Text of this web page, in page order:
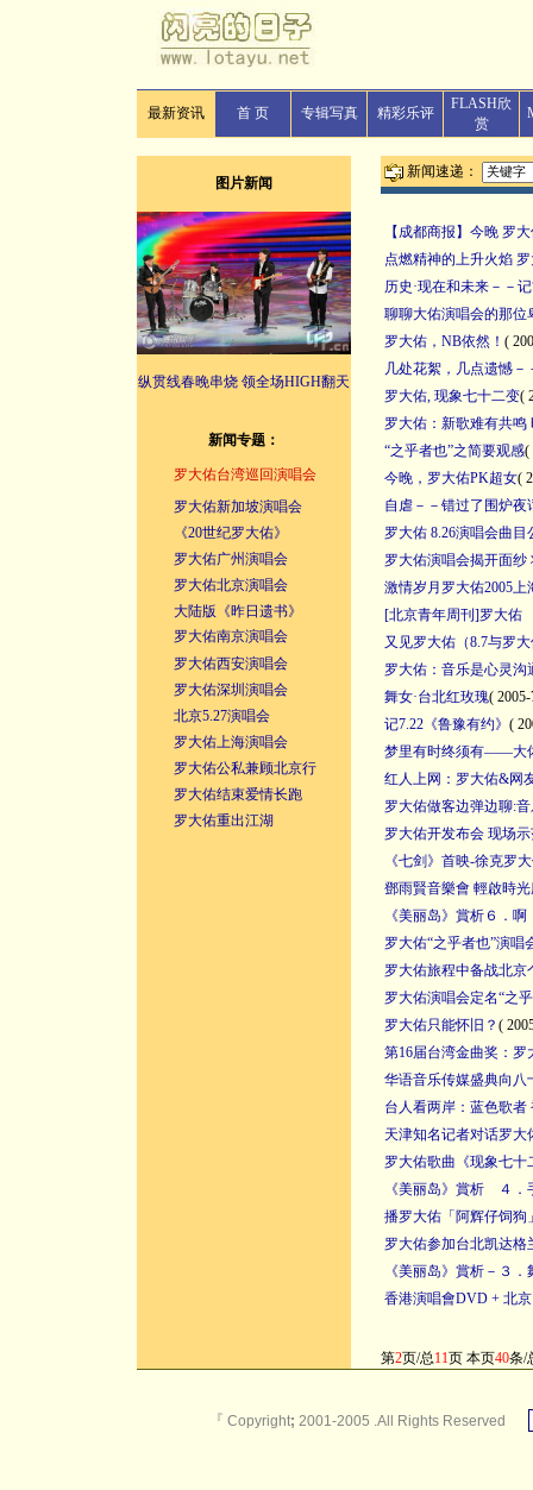
最新资讯 首 页 专辑写真 精彩乐评
FLASH欣
赏
图片新闻
纵贯线春晚串烧 领全场HIGH翻天
新闻专题：
罗大佑台湾巡回演唱会
罗大佑新加坡演唱会
《20世纪罗大佑》
罗大佑广州演唱会
罗大佑北京演唱会
大陆版《昨日遗书》
罗大佑南京演唱会
罗大佑西安演唱会
罗大佑深圳演唱会
北京5.27演唱会
罗大佑上海演唱会
罗大佑公私兼顾北京行
罗大佑结束爱情长跑
罗大佑重出江湖
新闻速递：
【成都商报】今晚 罗
点燃精神的上升火焰
历史·现在和未来－－
聊聊大佑演唱会的那位
罗大佑，NB依然！ (
几处花絮，几点遗憾－
罗大佑, 现象七十二变(
罗大佑：新歌难有共鸣
“之乎者也”之简要观感(
今晚，罗大佑PK超女(
自虐－－错过了围炉
罗大佑 8.26演唱会曲目
罗大佑演唱会揭开面纱
激情岁月罗大佑2005上
[北京青年周刊]罗大佑
又见罗大佑（8.7与罗
罗大佑：音乐是心灵沟
舞女·台北红玫瑰(
记7.22《鲁豫有约》 (
梦里有时终须有——大
红人上网：罗大佑&网
罗大佑做客边弹边聊:
罗大佑开发布会 现场
《七剑》首映-徐克罗
鄧雨賢音樂會 輕啟時
《美丽岛》賞析６．
罗大佑“之乎者也”演唱
罗大佑旅程中备战北京
罗大佑演唱会定名“之
罗大佑只能怀旧？ (
第16届台湾金曲奖：
华语音乐传媒盛典向八
台人看两岸：蓝色歌
天津知名记者对话罗大
罗大佑歌曲《现象七
《美丽岛》賞析 ４．
播罗大佑「阿辉仔饲狗
罗大佑参加台北凯达
《美丽岛》賞析－３．
香港演唱會DVD + 北
第2页/总11页 本页40条/
『 Copyright; 2001-2005 .All Rights Reserved